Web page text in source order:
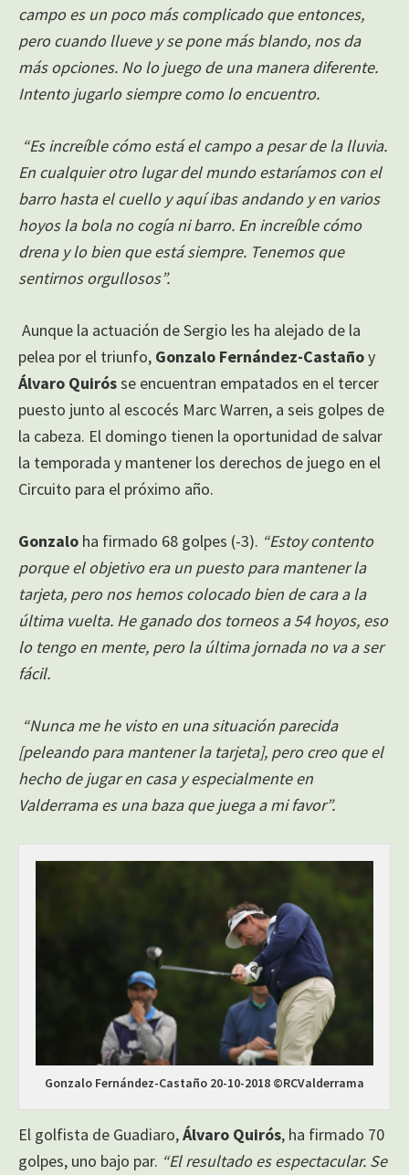
campo es un poco más complicado que entonces,
pero cuando llueve y se pone más blando, nos da
más opciones. No lo juego de una manera diferente.
Intento jugarlo siempre como lo encuentro.
“Es increíble cómo está el campo a pesar de la lluvia.
En cualquier otro lugar del mundo estaríamos con el
barro hasta el cuello y aquí ibas andando y en varios
hoyos la bola no cogía ni barro. En increíble cómo
drena y lo bien que está siempre. Tenemos que
sentirnos orgullosos”.
Aunque la actuación de Sergio les ha alejado de la
pelea por el triunfo, Gonzalo Fernández-Castañoy
Álvaro Quirósse encuentran empatados en el tercer
puesto junto al escocés Marc Warren, a seis golpes de
la cabeza. El domingo tienen la oportunidad de salvar
la temporada y mantener los derechos de juego en el
Circuito para el próximo año.
Gonzalo ha firmado 68 golpes (-3). “Estoy contento
porque el objetivo era un puesto para mantener la
tarjeta, pero nos hemos colocado bien de cara a la
última vuelta. He ganado dos torneos a 54 hoyos, eso
lo tengo en mente, pero la última jornada no va a ser
fácil.
“Nunca me he visto en una situación parecida
[peleando para mantener la tarjeta], pero creo que el
hecho de jugar en casa y especialmente en
Valderrama es una baza que juega a mi favor”.
Gonzalo Fernández-Castaño 20-10-2018 ©RCValderrama
El golfista de Guadiaro,Álvaro Quirós, ha firmado 70
golpes, uno bajo par. “El resultado es espectacular. Se